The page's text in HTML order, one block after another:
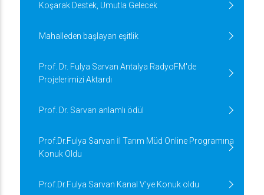
Koşarak Destek, Umutla Gelecek
Mahalleden başlayan eşitlik
Prof. Dr. Fulya Sarvan Antalya RadyoFM'de
Projelerimizi Aktardı
Prof. Dr. Sarvan anlamlı ödül
Prof.Dr.Fulya Sarvan İl Tarım Müd Online Programına
Konuk Oldu
Prof.Dr.Fulya Sarvan Kanal V'ye Konuk oldu